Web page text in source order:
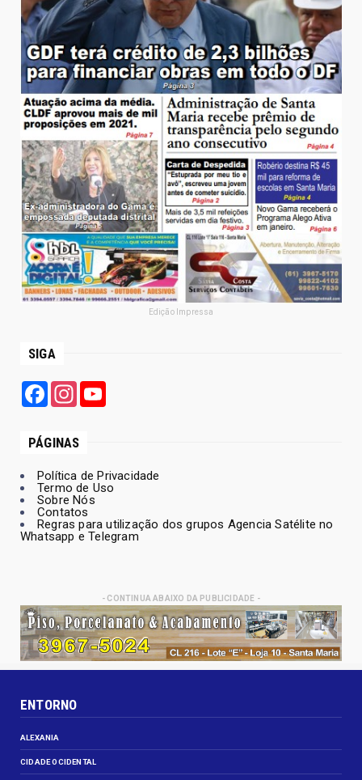
Edição Impressa
SIGA
FacebookInstagram
PÁGINAS
Política de Privacidade
Termo de Uso
Sobre Nós
Contatos
Regras para utilização dos grupos Agencia Satélite no
Whatsapp e Telegram
- CONTINUA ABAIXO DA PUBLICIDADE -
ENTORNO
ALEXANIA
CIDADE OCIDENTAL